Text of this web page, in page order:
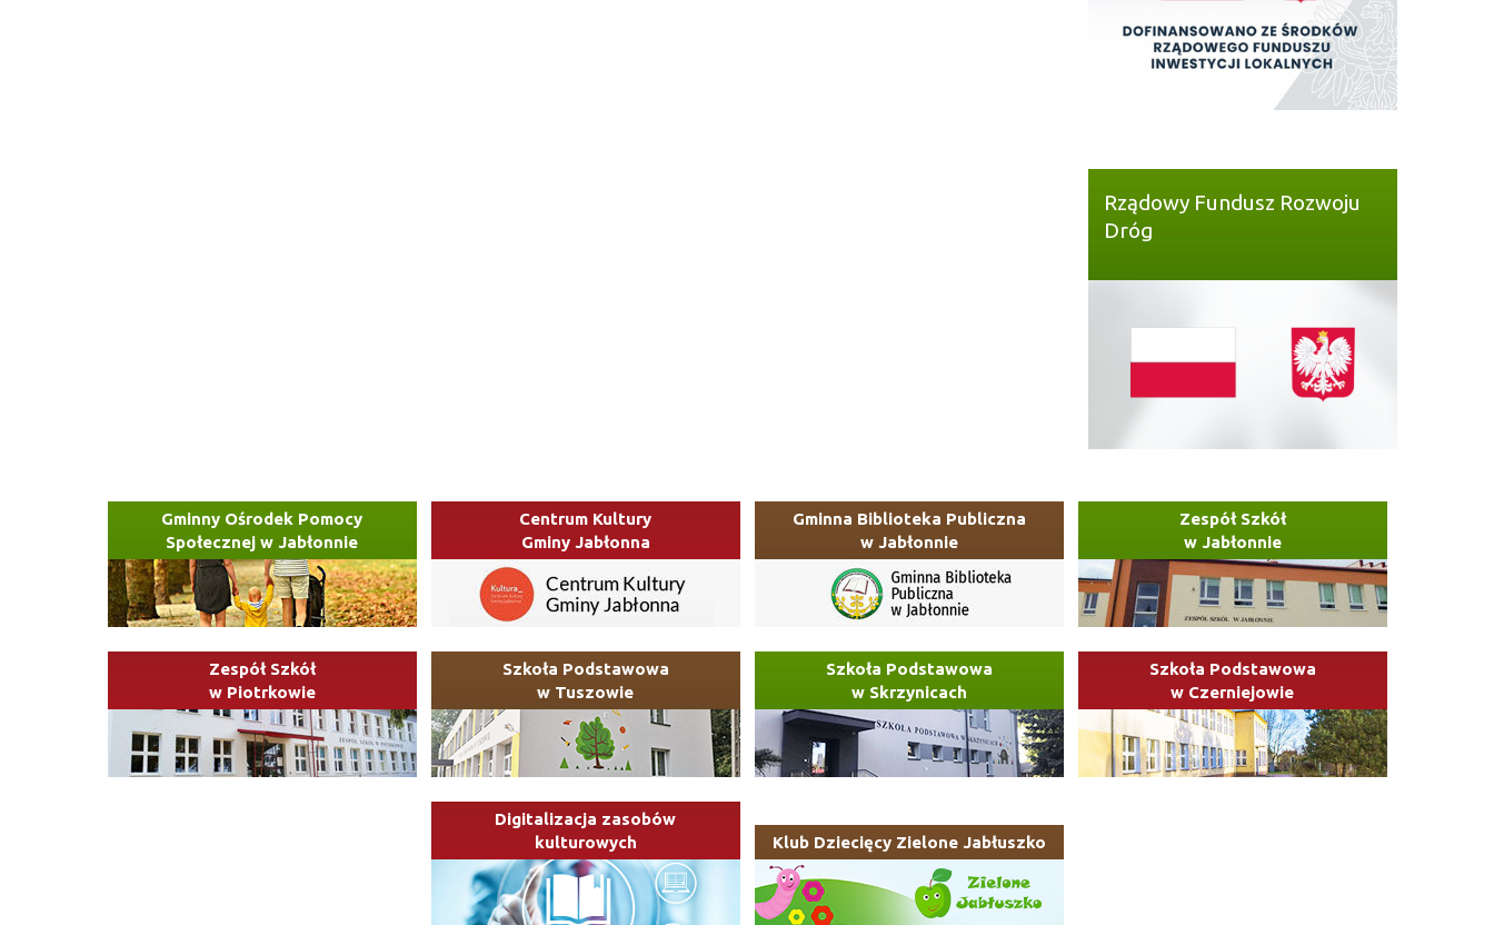
Rządowy Fundusz Rozwoju
Dróg
Gminny Ośrodek Pomocy
Społecznej w Jabłonnie
Centrum Kultury
Gminy Jabłonna
Gminna Biblioteka Publiczna
w Jabłonnie
Zespół Szkół
w Jabłonnie
Zespół Szkół
w Piotrkowie
Szkoła Podstawowa
w Tuszowie
Szkoła Podstawowa
w Skrzynicach
Szkoła Podstawowa
w Czerniejowie
Digitalizacja zasobów
kulturowych
Klub Dziecięcy Zielone Jabłuszko